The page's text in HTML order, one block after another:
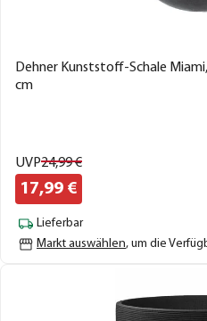
Dehner Kunststoff-Schale
cm
UVP24,99€
17,99 €
Lieferbar
Markt auswählen, um die